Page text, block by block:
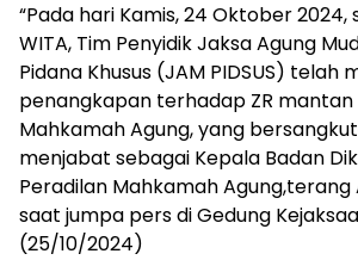
“Pada hari Kamis, 24 Oktober 2024,
WITA, Tim Penyidik Jaksa Agung
Pidana Khusus (JAM PIDSUS) telah
penangkapan terhadap ZR
Mahkamah Agung, yang
menjabat sebagai Kepala Badan
Peradilan Mahkamah Agung,terang
saat jumpa pers di Gedung
(25/10/2024)